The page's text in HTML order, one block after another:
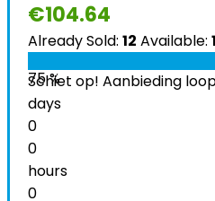
€104.64
Already Sold: 12 Available:
75 %
Schiet op! Aanbieding
days
0
0
hours
0